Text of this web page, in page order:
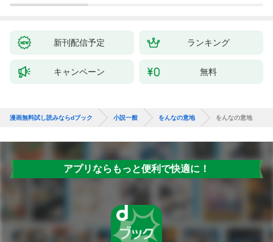
新刊配信予定 ランキング
キャンペーン 無料
漫画無料試し読みならdブック 小説一般 をんなの意地 をんなの意地
アプリならもっと便利で快適に！